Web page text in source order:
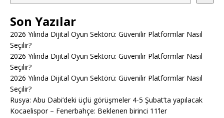
Son Yazılar
2026 Yılında Dijital Oyun Sektörü: Güvenilir Platformlar Nasıl
Seçilir?
2026 Yılında Dijital Oyun Sektörü: Güvenilir Platformlar Nasıl
Seçilir?
2026 Yılında Dijital Oyun Sektörü: Güvenilir Platformlar Nasıl
Seçilir?
Rusya: Abu Dabi’deki üçlü görüşmeler 4-5 Şubat’ta yapılacak
Kocaelispor – Fenerbahçe: Beklenen birinci 11’ler